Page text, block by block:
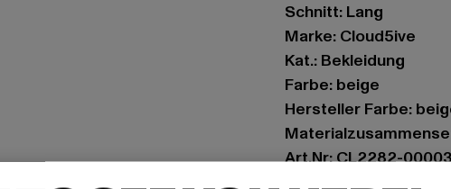
Schnitt: Lang
Marke: Cloud5ive
Kat.: Bekleidung
Farbe: beige
Hersteller Farbe:
Art.Nr: CL2282-